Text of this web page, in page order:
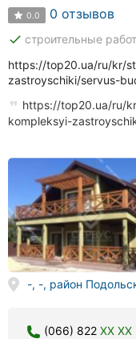
0.0 0 отзывов
done строительные
https://top20.ua/ru/kr/
zastroyschiki/servus-
https://top20.ua/ru/
kompleksyi-
-, -, район
(066) 822 XX XX